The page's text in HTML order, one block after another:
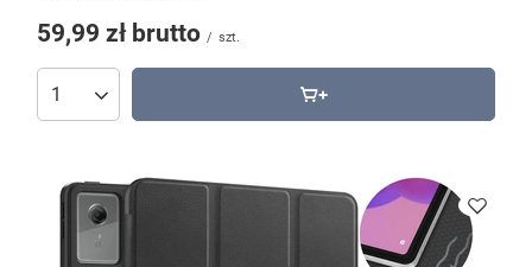
59,99 zł brutto / szt.